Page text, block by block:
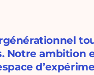
Notre ambition